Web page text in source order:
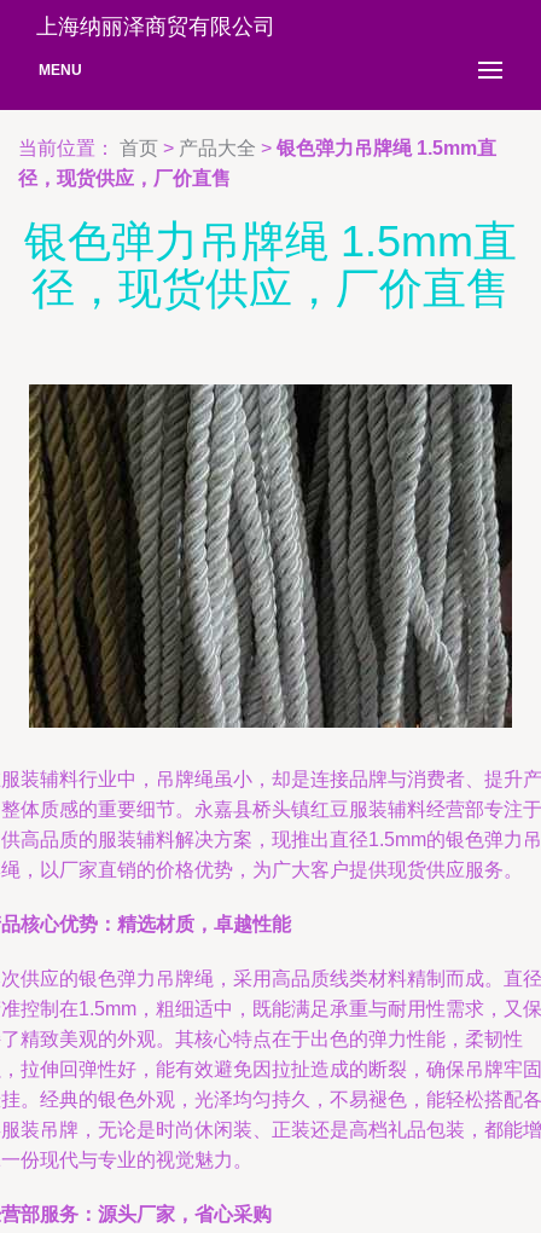
上海纳丽泽商贸有限公司
MENU
当前位置： 首页 > 产品大全 > 银色弹力吊牌绳 1.5mm直
径，现货供应，厂价直售
银色弹力吊牌绳 1.5mm直
径，现货供应，厂价直售
装辅料行业中，吊牌绳虽小，却是连接品牌与消费者、提升产
体质感的重要细节。永嘉县桥头镇红豆服装辅料经营部专注于
高品质的服装辅料解决方案，现推出直径1.5mm的银色弹力吊
，以厂家直销的价格优势，为广大客户提供现货供应服务。
核心优势：精选材质，卓越性能
供应的银色弹力吊牌绳，采用高品质线类材料精制而成。直径
控制在1.5mm，粗细适中，既能满足承重与耐用性需求，又保
精致美观的外观。其核心特点在于出色的弹力性能，柔韧性
拉伸回弹性好，能有效避免因拉扯造成的断裂，确保吊牌牢固
。经典的银色外观，光泽均匀持久，不易褪色，能轻松搭配各
装吊牌，无论是时尚休闲装、正装还是高档礼品包装，都能增
份现代与专业的视觉魅力。
部服务：源头厂家，省心采购